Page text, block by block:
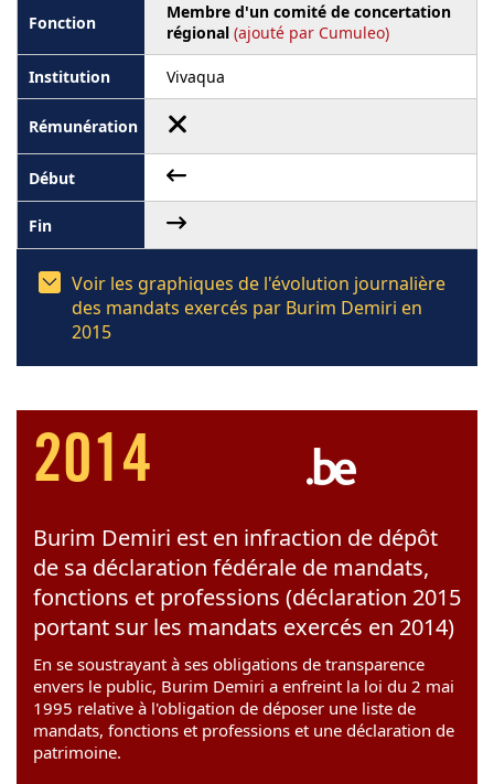
Membre d'un comité de concertation
régional (ajouté par Cumuleo)
Vivaqua
Voir les graphiques de l'évolution journalière
des mandats exercés par Burim Demiri en
2015
2014
Burim Demiri est en infraction de dépôt
de sa déclaration fédérale de mandats,
fonctions et professions (déclaration 2015
portant sur les mandats exercés en 2014)
En se soustrayant à ses obligations de transparence
envers le public, Burim Demiri a enfreint la loi du 2 mai
1995 relative à l'obligation de déposer une liste de
mandats, fonctions et professions et une déclaration de
patrimoine.